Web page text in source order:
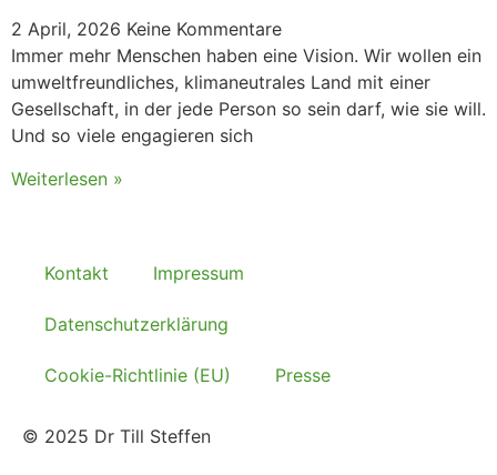
2 April, 2026 Keine Kommentare
Immer mehr Menschen haben eine Vision. Wir wollen ein
umweltfreundliches, klimaneutrales Land mit einer
Gesellschaft, in der jede Person so sein darf, wie sie will.
Und so viele engagieren sich
Weiterlesen »
Kontakt Impressum
Datenschutzerklärung
Cookie-Richtlinie (EU) Presse
© 2025 Dr Till Steffen